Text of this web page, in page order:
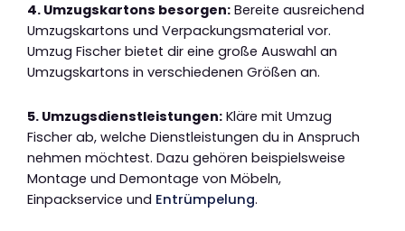
4. Umzugskartons besorgen: Bereite ausreichend
Umzugskartons und Verpackungsmaterial vor.
Umzug Fischer bietet dir eine große Auswahl an
Umzugskartons in verschiedenen Größen an.
5. Umzugsdienstleistungen: Kläre mit Umzug
Fischer ab, welche Dienstleistungen du in Anspruch
nehmen möchtest. Dazu gehören beispielsweise
Montage und Demontage von Möbeln,
Einpackservice und Entrümpelung.